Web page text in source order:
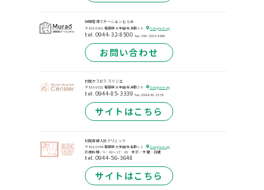
訪問看護ステーション むらお
〒836-0002 福岡県大牟田市浜町2-9
Google map
tel.0944-32-8500 fax.050-3383-4496
お問い合わせ
村尾ホスピス スリジエ
〒836-0021 福岡県大牟田市浜町2-9
Google map
tel.0944-85-3339 fax.0944-85-3338
サイトはこちら
村尾産婦人科クリニック
〒836-0044 福岡県大牟田市古町1-2
Google map
診療時間／9：00～17：00 休診／木曜・日曜
tel.0944-56-3648
サイトはこちら